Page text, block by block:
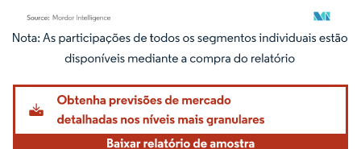
Imagem © Mordor Intelligence. O reuso requer atribuição conforme CC BY 4.0.